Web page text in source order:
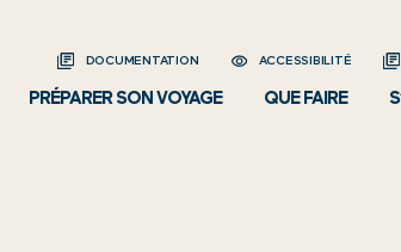
PRÉPARER SON VOYAGE QUE FAIRE
DOCUMENTATION ACCESSIBILITÉ